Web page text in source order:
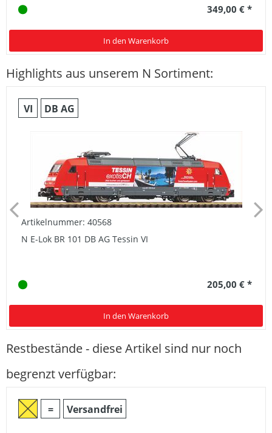
349,00 € *
In den Warenkorb
Highlights aus unserem N Sortiment:
VI DB AG
Artikelnummer: 40568
N E-Lok BR 101 DB AG Tessin VI
205,00 € *
In den Warenkorb
Restbestände - diese Artikel sind nur noch
begrenzt verfügbar:
= Versandfrei